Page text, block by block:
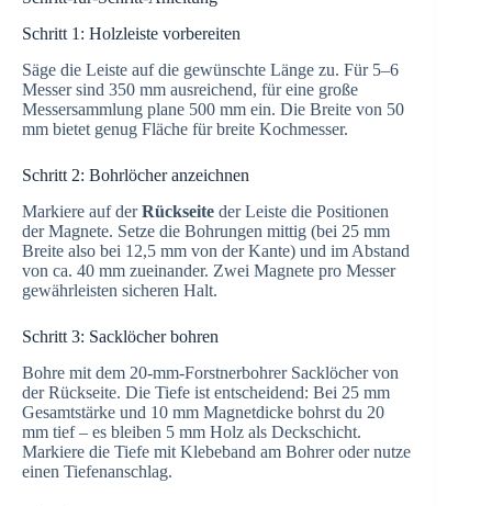
Schritt 1: Holzleiste vorbereiten
Säge die Leiste auf die gewünschte Länge zu. Für 5–6
Messer sind 350 mm ausreichend, für eine große
Messersammlung plane 500 mm ein. Die Breite von 50
mm bietet genug Fläche für breite Kochmesser.
Schritt 2: Bohrlöcher anzeichnen
Markiere auf derRückseite der Leiste die Positionen
der Magnete. Setze die Bohrungen mittig (bei 25 mm
Breite also bei 12,5 mm von der Kante) und im Abstand
von ca. 40 mm zueinander. Zwei Magnete pro Messer
gewährleisten sicheren Halt.
Schritt 3: Sacklöcher bohren
Bohre mit dem 20-mm-Forstnerbohrer Sacklöcher von
der Rückseite. Die Tiefe ist entscheidend: Bei 25 mm
Gesamtstärke und 10 mm Magnetdicke bohrst du 20
mm tief – es bleiben 5 mm Holz als Deckschicht.
Markiere die Tiefe mit Klebeband am Bohrer oder nutze
einen Tiefenanschlag.